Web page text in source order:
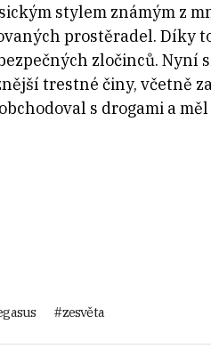
stylem známým z
prostěradel. Díky
zločinců. Nyní
trestné činy, včetně
s drogami a
zesvěta